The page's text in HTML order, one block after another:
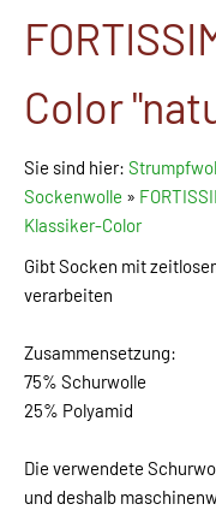
Color
Sie sind hier:
Sockenwolle »
Klassiker-Color
Gibt Socken mit
verarbeiten
Zusammensetzung:
75% Schurwolle
25% Polyamid
Die verwendete
und deshalb